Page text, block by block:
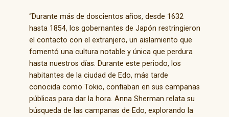
“Durante más de doscientos años, desde 1632
hasta 1854, los gobernantes de Japón restringieron
el contacto con el extranjero, un aislamiento que
fomentó una cultura notable y única que perdura
hasta nuestros días. Durante este periodo, los
habitantes de la ciudad de Edo, más tarde
conocida como Tokio, confiaban en sus campanas
públicas para dar la hora. Anna Sherman relata su
búsqueda de las campanas de Edo, explorando la